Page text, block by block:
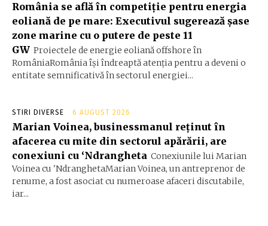
România se află în competiție pentru energia
eoliană de pe mare: Executivul sugerează șase
zone marine cu o putere de peste 11
GW Proiectele de energie eoliană offshore în
RomâniaRomânia își îndreaptă atenția pentru a deveni o
entitate semnificativă în sectorul energiei...
STIRI DIVERSE 6 AUGUST 2026
Marian Voinea, businessmanul reținut în
afacerea cu mite din sectorul apărării, are
conexiuni cu ‘Ndrangheta Conexiunile lui Marian
Voinea cu 'NdranghetaMarian Voinea, un antreprenor de
renume, a fost asociat cu numeroase afaceri discutabile,
iar...